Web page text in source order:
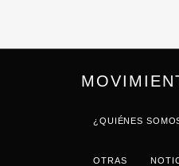
¿QUIÉNES
OTRAS